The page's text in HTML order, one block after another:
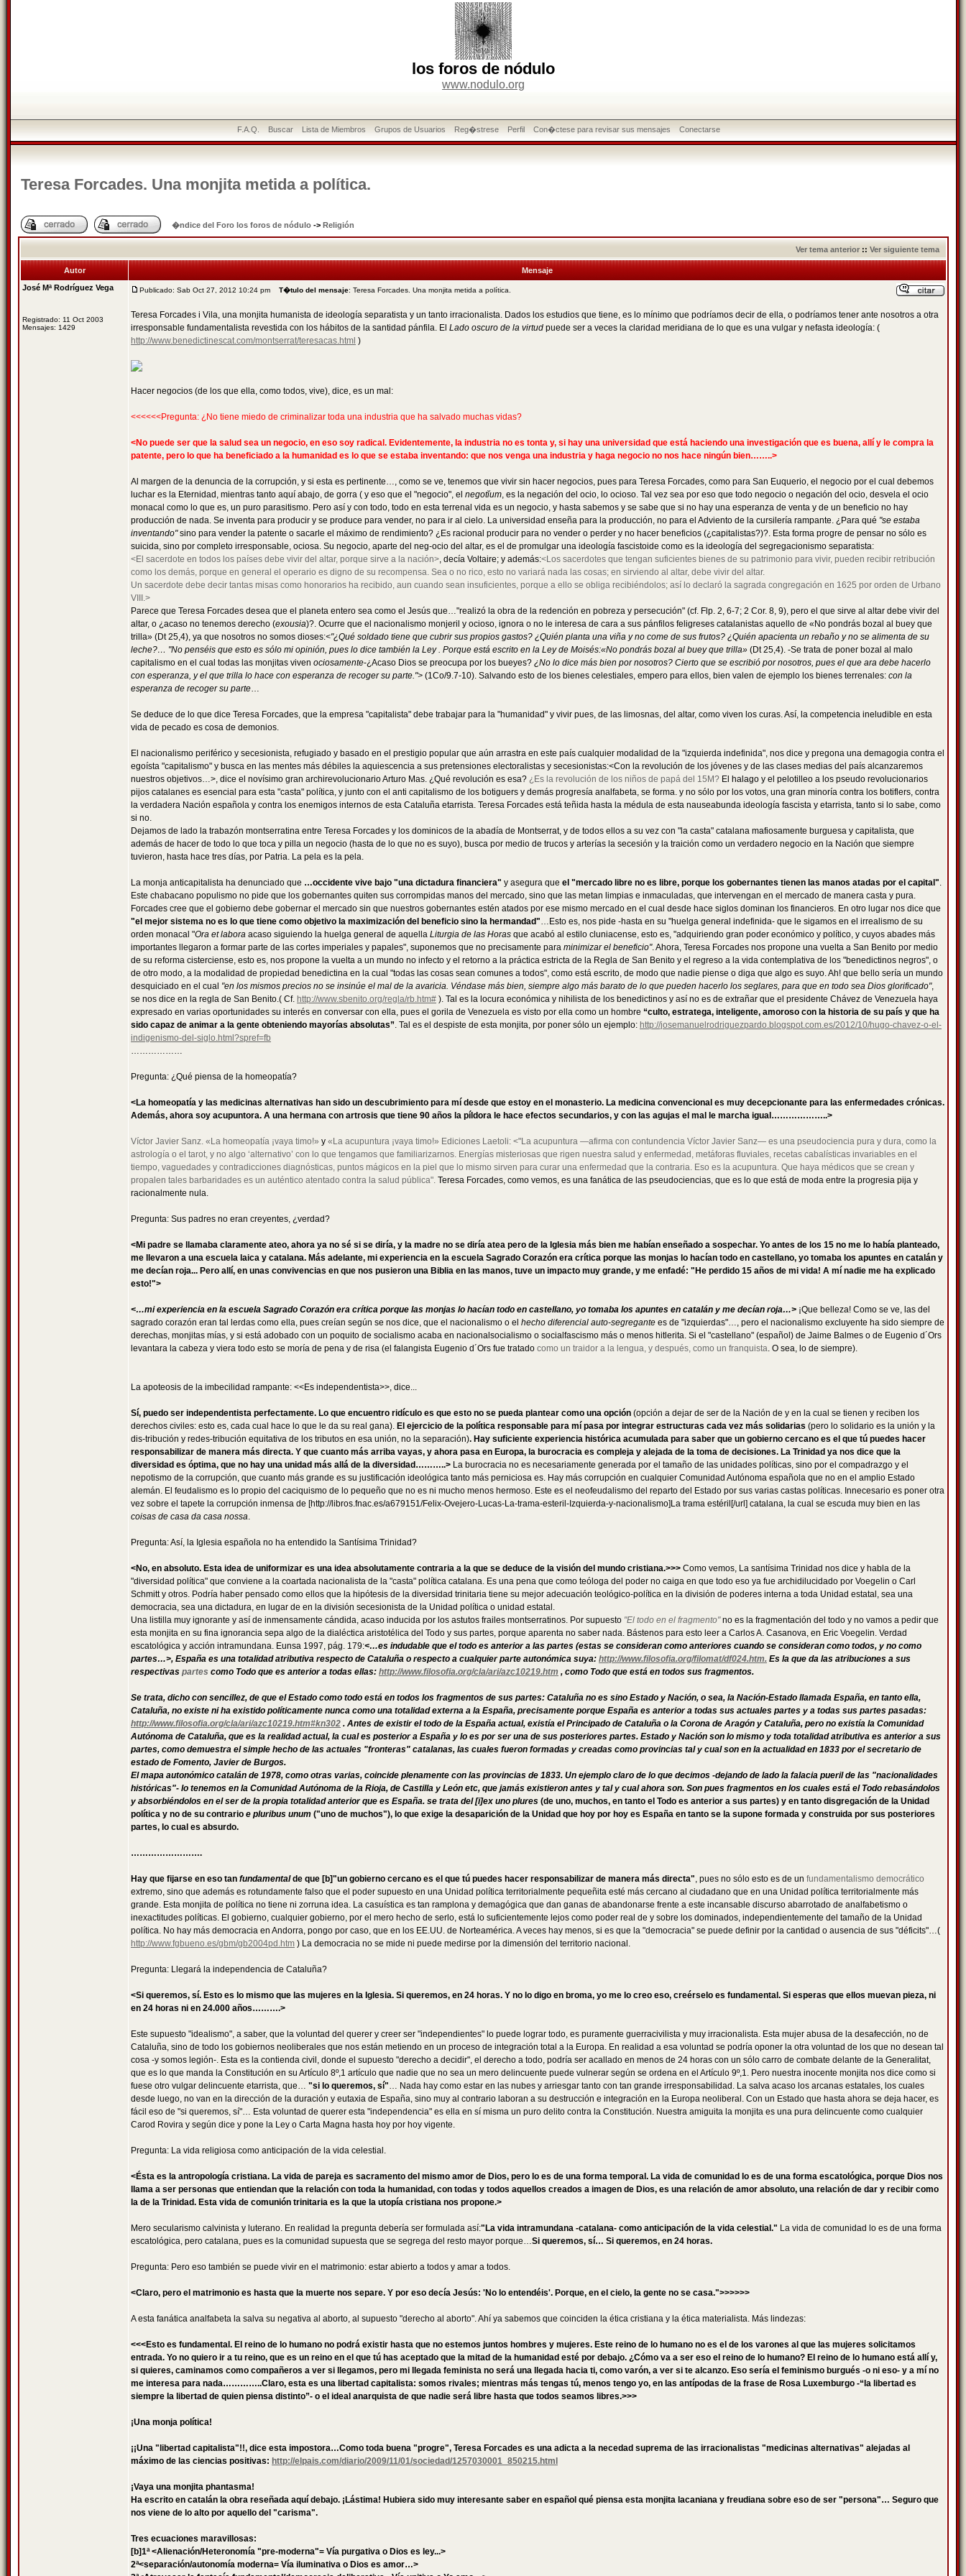
los foros de nódulo
www.nodulo.org
F.A.Q. Buscar Lista de Miembros Grupos de Usuarios Reg�strese Perfil Con�ctese para revisar sus mensajes Conectarse
Teresa Forcades. Una monjita metida a política.
�ndice del Foro los foros de nódulo -> Religión
Ver tema anterior :: Ver siguiente tema
Autor
Mensaje
José Mª Rodríguez Vega
Registrado: 11 Oct 2003
Mensajes: 1429
Publicado: Sab Oct 27, 2012 10:24 pm T�tulo del mensaje: Teresa Forcades. Una monjita metida a política.
Teresa Forcades i Vila, una monjita humanista de ideología separatista y un tanto irracionalista. Dados los estudios que tiene, es lo mínimo que podríamos decir de ella, o podríamos tener ante nosotros a otra
irresponsable fundamentalista revestida con los hábitos de la santidad pánfila. El Lado oscuro de la virtud puede ser a veces la claridad meridiana de lo que es una vulgar y nefasta ideología: (
http://www.benedictinescat.com/montserrat/teresacas.html )
Hacer negocios (de los que ella, como todos, vive), dice, es un mal:
<<<<<<Pregunta: ¿No tiene miedo de criminalizar toda una industria que ha salvado muchas vidas?
<No puede ser que la salud sea un negocio, en eso soy radical. Evidentemente, la industria no es tonta y, si hay una universidad que está haciendo una investigación que es buena, allí y le compra la
patente, pero lo que ha beneficiado a la humanidad es lo que se estaba inventando: que nos venga una industria y haga negocio no nos hace ningún bien……..>
Al margen de la denuncia de la corrupción, y si esta es pertinente…, como se ve, tenemos que vivir sin hacer negocios, pues para Teresa Forcades, como para San Euquerio, el negocio por el cual debemos
luchar es la Eternidad, mientras tanto aquí abajo, de gorra ( y eso que el "negocio", el negotĭum, es la negación del ocio, lo ocioso. Tal vez sea por eso que todo negocio o negación del ocio, desvela el ocio
monacal como lo que es, un puro parasitismo. Pero así y con todo, todo en esta terrenal vida es un negocio, y hasta sabemos y se sabe que si no hay una esperanza de venta y de un beneficio no hay
producción de nada. Se inventa para producir y se produce para vender, no para ir al cielo. La universidad enseña para la producción, no para el Adviento de la cursilería rampante. ¿Para qué "se estaba
inventando"sino para vender la patente o sacarle el máximo de rendimiento? ¿Es racional producir para no vender o perder y no hacer beneficios (¿capitalistas?)?. Esta forma progre de pensar no sólo es
suicida, sino por completo irresponsable, ociosa. Su negocio, aparte del neg-ocio del altar, es el de promulgar una ideología fascistoide como es la ideología del segregacionismo separatista:
<El sacerdote en todos los países debe vivir del altar, porque sirve a la nación>, decía Voltaire; y además:<Los sacerdotes que tengan suficientes bienes de su patrimonio para vivir, pueden recibir retribución
como los demás, porque en general el operario es digno de su recompensa. Sea o no rico, esto no variará nada las cosas; en sirviendo al altar, debe vivir del altar.
Un sacerdote debe decir tantas misas como honorarios ha recibido, aun cuando sean insuficientes, porque a ello se obliga recibiéndolos; así lo declaró la sagrada congregación en 1625 por orden de Urbano
VIII.>
Parece que Teresa Forcades desea que el planeta entero sea como el Jesús que…"realizó la obra de la redención en pobreza y persecución" (cf. Flp. 2, 6-7; 2 Cor. 8, 9), pero el que sirve al altar debe vivir del
altar, o ¿acaso no tenemos derecho (exousia)?. Ocurre que el nacionalismo monjeril y ocioso, ignora o no le interesa de cara a sus pánfilos feligreses catalanistas aquello de «No pondrás bozal al buey que
trilla» (Dt 25,4), ya que nosotros no somos dioses:<"¿Qué soldado tiene que cubrir sus propios gastos? ¿Quién planta una viña y no come de sus frutos? ¿Quién apacienta un rebaño y no se alimenta de su
leche?… "No penséis que esto es sólo mi opinión, pues lo dice también la Ley . Porque está escrito en la Ley de Moisés:«No pondrás bozal al buey que trilla» (Dt 25,4). -Se trata de poner bozal al malo
capitalismo en el cual todas las monjitas viven ociosamente-¿Acaso Dios se preocupa por los bueyes? ¿No lo dice más bien por nosotros? Cierto que se escribió por nosotros, pues el que ara debe hacerlo
con esperanza, y el que trilla lo hace con esperanza de recoger su parte."> (1Co/9.7-10). Salvando esto de los bienes celestiales, empero para ellos, bien valen de ejemplo los bienes terrenales: con la
esperanza de recoger su parte…
Se deduce de lo que dice Teresa Forcades, que la empresa "capitalista" debe trabajar para la "humanidad" y vivir pues, de las limosnas, del altar, como viven los curas. Así, la competencia ineludible en esta
vida de pecado es cosa de demonios.
El nacionalismo periférico y secesionista, refugiado y basado en el prestigio popular que aún arrastra en este país cualquier modalidad de la "izquierda indefinida", nos dice y pregona una demagogia contra el
egoísta "capitalismo" y busca en las mentes más débiles la aquiescencia a sus pretensiones electoralistas y secesionistas:<Con la revolución de los jóvenes y de las clases medias del país alcanzaremos
nuestros objetivos…>, dice el novísimo gran archirevolucionario Arturo Mas. ¿Qué revolución es esa? ¿Es la revolución de los niños de papá del 15M? El halago y el pelotilleo a los pseudo revolucionarios
pijos catalanes es esencial para esta "casta" política, y junto con el anti capitalismo de los botiguers y demás progresía analfabeta, se forma. y no sólo por los votos, una gran minoría contra los botiflers, contra
la verdadera Nación española y contra los enemigos internos de esta Cataluña etarrista. Teresa Forcades está teñida hasta la médula de esta nauseabunda ideología fascista y etarrista, tanto si lo sabe, como
si no.
Dejamos de lado la trabazón montserratina entre Teresa Forcades y los dominicos de la abadía de Montserrat, y de todos ellos a su vez con "la casta" catalana mafiosamente burguesa y capitalista, que
además de hacer de todo lo que toca y pilla un negocio (hasta de lo que no es suyo), busca por medio de trucos y arterías la secesión y la traición como un verdadero negocio en la Nación que siempre
tuvieron, hasta hace tres días, por Patria. La pela es la pela.
La monja anticapitalista ha denunciado que …occidente vive bajo "una dictadura financiera" y asegura que el "mercado libre no es libre, porque los gobernantes tienen las manos atadas por el capital".
Este chabacano populismo no pide que los gobernantes quiten sus corrompidas manos del mercado, sino que las metan limpias e inmaculadas, que intervengan en el mercado de manera casta y pura.
Forcades cree que el gobierno debe gobernar el mercado sin que nuestros gobernantes estén atados por ese mismo mercado en el cual desde hace siglos dominan los financieros. En otro lugar nos dice que
"el mejor sistema no es lo que tiene como objetivo la maximización del beneficio sino la hermandad"…Esto es, nos pide -hasta en su "huelga general indefinida- que le sigamos en el irrealismo de su
orden monacal "Ora et labora acaso siguiendo la huelga general de aquella Liturgia de las Horas que acabó al estilo cluniacense, esto es, "adquiriendo gran poder económico y político, y cuyos abades más
importantes llegaron a formar parte de las cortes imperiales y papales", suponemos que no precisamente para minimizar el beneficio". Ahora, Teresa Forcades nos propone una vuelta a San Benito por medio
de su reforma cisterciense, esto es, nos propone la vuelta a un mundo no infecto y el retorno a la práctica estricta de la Regla de San Benito y el regreso a la vida contemplativa de los "benedictinos negros", o
de otro modo, a la modalidad de propiedad benedictina en la cual "todas las cosas sean comunes a todos", como está escrito, de modo que nadie piense o diga que algo es suyo. Ah! que bello sería un mundo
desquiciado en el cual "en los mismos precios no se insinúe el mal de la avaricia. Véndase más bien, siempre algo más barato de lo que pueden hacerlo los seglares, para que en todo sea Dios glorificado",
se nos dice en la regla de San Benito.( Cf. http://www.sbenito.org/regla/rb.htm# ). Tal es la locura económica y nihilista de los benedictinos y así no es de extrañar que el presidente Chávez de Venezuela haya
expresado en varias oportunidades su interés en conversar con ella, pues el gorila de Venezuela es visto por ella como un hombre “culto, estratega, inteligente, amoroso con la historia de su país y que ha
sido capaz de animar a la gente obteniendo mayorías absolutas”. Tal es el despiste de esta monjita, por poner sólo un ejemplo: http://josemanuelrodriguezpardo.blogspot.com.es/2012/10/hugo-chavez-o-el-
indigenismo-del-siglo.html?spref=fb
………………
Pregunta: ¿Qué piensa de la homeopatía?
<La homeopatía y las medicinas alternativas han sido un descubrimiento para mí desde que estoy en el monasterio. La medicina convencional es muy decepcionante para las enfermedades crónicas.
Además, ahora soy acupuntora. A una hermana con artrosis que tiene 90 años la píldora le hace efectos secundarios, y con las agujas el mal le marcha igual………………..>
Víctor Javier Sanz. «La homeopatía ¡vaya timo!» y «La acupuntura ¡vaya timo!» Ediciones Laetoli: <"La acupuntura —afirma con contundencia Víctor Javier Sanz— es una pseudociencia pura y dura, como la
astrología o el tarot, y no algo ‘alternativo’ con lo que tengamos que familiarizarnos. Energías misteriosas que rigen nuestra salud y enfermedad, metáforas fluviales, recetas cabalísticas invariables en el
tiempo, vaguedades y contradicciones diagnósticas, puntos mágicos en la piel que lo mismo sirven para curar una enfermedad que la contraria. Eso es la acupuntura. Que haya médicos que se crean y
propalen tales barbaridades es un auténtico atentado contra la salud pública". Teresa Forcades, como vemos, es una fanática de las pseudociencias, que es lo que está de moda entre la progresia pija y
racionalmente nula.
Pregunta: Sus padres no eran creyentes, ¿verdad?
<Mi padre se llamaba claramente ateo, ahora ya no sé si se diría, y la madre no se diría atea pero de la Iglesia más bien me habían enseñado a sospechar. Yo antes de los 15 no me lo había planteado,
me llevaron a una escuela laica y catalana. Más adelante, mi experiencia en la escuela Sagrado Corazón era crítica porque las monjas lo hacían todo en castellano, yo tomaba los apuntes en catalán y
me decían roja... Pero allí, en unas convivencias en que nos pusieron una Biblia en las manos, tuve un impacto muy grande, y me enfadé: "He perdido 15 años de mi vida! A mí nadie me ha explicado
esto!">
<…mi experiencia en la escuela Sagrado Corazón era crítica porque las monjas lo hacían todo en castellano, yo tomaba los apuntes en catalán y me decían roja…> ¡Que belleza! Como se ve, las del
sagrado corazón eran tal lerdas como ella, pues creían según se nos dice, que el nacionalismo o el hecho diferencial auto-segregante es de "izquierdas"…, pero el nacionalismo excluyente ha sido siempre de
derechas, monjitas mías, y si está adobado con un poquito de socialismo acaba en nacionalsocialismo o socialfascismo más o menos hitlerita. Si el "castellano" (español) de Jaime Balmes o de Eugenio d´Ors
levantara la cabeza y viera todo esto se moría de pena y de risa (el falangista Eugenio d´Ors fue tratado como un traidor a la lengua, y después, como un franquista. O sea, lo de siempre).
La apoteosis de la imbecilidad rampante: <<Es independentista>>, dice...
Sí, puedo ser independentista perfectamente. Lo que encuentro ridículo es que esto no se pueda plantear como una opción (opción a dejar de ser de la Nación de y en la cual se tienen y reciben los
derechos civiles: esto es, cada cual hace lo que le da su real gana). El ejercicio de la política responsable para mí pasa por integrar estructuras cada vez más solidarias (pero lo solidario es la unión y la
dis-tribución y redes-tribución equitativa de los tributos en esa unión, no la separación). Hay suficiente experiencia histórica acumulada para saber que un gobierno cercano es el que tú puedes hacer
responsabilizar de manera más directa. Y que cuanto más arriba vayas, y ahora pasa en Europa, la burocracia es compleja y alejada de la toma de decisiones. La Trinidad ya nos dice que la
diversidad es óptima, que no hay una unidad más allá de la diversidad………..> La burocracia no es necesariamente generada por el tamaño de las unidades políticas, sino por el compadrazgo y el
nepotismo de la corrupción, que cuanto más grande es su justificación ideológica tanto más perniciosa es. Hay más corrupción en cualquier Comunidad Autónoma española que no en el amplio Estado
alemán. El feudalismo es lo propio del caciquismo de lo pequeño que no es ni mucho menos hermoso. Este es el neofeudalismo del reparto del Estado por sus varias castas políticas. Innecesario es poner otra
vez sobre el tapete la corrupción inmensa de [http://libros.fnac.es/a679151/Felix-Ovejero-Lucas-La-trama-esteril-Izquierda-y-nacionalismo]La trama estéril[/url] catalana, la cual se escuda muy bien en las
coisas de casa da casa nossa.
Pregunta: Así, la Iglesia española no ha entendido la Santísima Trinidad?
<No, en absoluto. Esta idea de uniformizar es una idea absolutamente contraria a la que se deduce de la visión del mundo cristiana.>>> Como vemos, La santísima Trinidad nos dice y habla de la
"diversidad política" que conviene a la coartada nacionalista de la "casta" política catalana. Es una pena que como teóloga del poder no caiga en que todo eso ya fue archidilucidado por Voegelin o Carl
Schmitt y otros. Podría haber pensado como ellos que la hipótesis de la diversidad trinitaria tiene su mejor adecuación teológico-política en la división de poderes interna a toda Unidad estatal, sea una
democracia, sea una dictadura, en lugar de en la división secesionista de la Unidad política o unidad estatal.
Una listilla muy ignorante y así de inmensamente cándida, acaso inducida por los astutos frailes montserratinos. Por supuesto "El todo en el fragmento"no es la fragmentación del todo y no vamos a pedir que
esta monjita en su fina ignorancia sepa algo de la dialéctica aristotélica del Todo y sus partes, porque aparenta no saber nada. Bástenos para esto leer a Carlos A. Casanova, en Eric Voegelin. Verdad
escatológica y acción intramundana. Eunsa 1997, pág. 179:<…es indudable que el todo es anterior a las partes (estas se consideran como anteriores cuando se consideran como todos, y no como
partes…>, España es una totalidad atributiva respecto de Cataluña o respecto a cualquier parte autonómica suya: http://www.filosofia.org/filomat/df024.htm. Es la que da las atribuciones a sus
respectivas partes como Todo que es anterior a todas ellas: http://www.filosofia.org/cla/ari/azc10219.htm , como Todo que está en todos sus fragmentos.
Se trata, dicho con sencillez, de que el Estado como todo está en todos los fragmentos de sus partes: Cataluña no es sino Estado y Nación, o sea, la Nación-Estado llamada España, en tanto ella,
Cataluña, no existe ni ha existido políticamente nunca como una totalidad externa a la España, precisamente porque España es anterior a todas sus actuales partes y a todas sus partes pasadas:
http://www.filosofia.org/cla/ari/azc10219.htm#kn302 . Antes de existir el todo de la España actual, existía el Principado de Cataluña o la Corona de Aragón y Cataluña, pero no existía la Comunidad
Autónoma de Cataluña, que es la realidad actual, la cual es posterior a España y lo es por ser una de sus posteriores partes. Estado y Nación son lo mismo y toda totalidad atributiva es anterior a sus
partes, como demuestra el simple hecho de las actuales "fronteras" catalanas, las cuales fueron formadas y creadas como provincias tal y cual son en la actualidad en 1833 por el secretario de
estado de Fomento, Javier de Burgos.
El mapa autonómico catalán de 1978, como otras varias, coincide plenamente con las provincias de 1833. Un ejemplo claro de lo que decimos -dejando de lado la falacia pueril de las "nacionalidades
históricas"- lo tenemos en la Comunidad Autónoma de la Rioja, de Castilla y León etc, que jamás existieron antes y tal y cual ahora son. Son pues fragmentos en los cuales está el Todo rebasándolos
y absorbiéndolos en el ser de la propia totalidad anterior que es España. se trata del [i]ex uno plures (de uno, muchos, en tanto el Todo es anterior a sus partes) y en tanto disgregación de la Unidad
política y no de su contrario e pluribus unum ("uno de muchos"), lo que exige la desaparición de la Unidad que hoy por hoy es España en tanto se la supone formada y construida por sus posteriores
partes, lo cual es absurdo.
…………………….
Hay que fijarse en eso tan fundamentalde que [b]"un gobierno cercano es el que tú puedes hacer responsabilizar de manera más directa", pues no sólo esto es de un fundamentalismo democrático
extremo, sino que además es rotundamente falso que el poder supuesto en una Unidad política territorialmente pequeñita esté más cercano al ciudadano que en una Unidad política territorialmente más
grande. Esta monjita de política no tiene ni zorruna idea. La casuística es tan ramplona y demagógica que dan ganas de abandonarse frente a este incansable discurso abarrotado de analfabetismo o
inexactitudes políticas. El gobierno, cualquier gobierno, por el mero hecho de serlo, está lo suficientemente lejos como poder real de y sobre los dominados, independientemente del tamaño de la Unidad
política. No hay más democracia en Andorra, pongo por caso, que en los EE.UU. de Norteamérica. A veces hay menos, si es que la "democracia" se puede definir por la cantidad o ausencia de sus "déficits"…(
http://www.fgbueno.es/gbm/gb2004pd.htm ) La democracia no se mide ni puede medirse por la dimensión del territorio nacional.
Pregunta: Llegará la independencia de Cataluña?
<Si queremos, sí. Esto es lo mismo que las mujeres en la Iglesia. Si queremos, en 24 horas. Y no lo digo en broma, yo me lo creo eso, creérselo es fundamental. Si esperas que ellos muevan pieza, ni
en 24 horas ni en 24.000 años……….>
Este supuesto "idealismo", a saber, que la voluntad del querer y creer ser "independientes" lo puede lograr todo, es puramente guerracivilista y muy irracionalista. Esta mujer abusa de la desafección, no de
Cataluña, sino de todo los gobiernos neoliberales que nos están metiendo en un proceso de integración total a la Europa. En realidad a esa voluntad se podría oponer la otra voluntad de los que no desean tal
cosa -y somos legión-. Esta es la contienda civil, donde el supuesto "derecho a decidir", el derecho a todo, podría ser acallado en menos de 24 horas con un sólo carro de combate delante de la Generalitat,
que es lo que manda la Constitución en su Artículo 8º,1 artículo que nadie que no sea un mero delincuente puede vulnerar según se ordena en el Artículo 9º,1. Pero nuestra inocente monjita nos dice como si
fuese otro vulgar delincuente etarrista, que… "si lo queremos, sí"… Nada hay como estar en las nubes y arriesgar tanto con tan grande irresponsabilidad. La salva acaso los arcanas estatales, los cuales
desde luego, no van en la dirección de la duración y eutaxia de España, sino muy al contrario laboran a su destrucción e integración en la Europa neoliberal. Con un Estado que hasta ahora se deja hacer, es
fácil eso de "si queremos, sí"… Esta voluntad de querer esta "independencia" es ella en sí misma un puro delito contra la Constitución. Nuestra amiguita la monjita es una pura delincuente como cualquier
Carod Rovira y según dice y pone la Ley o Carta Magna hasta hoy por hoy vigente.
Pregunta: La vida religiosa como anticipación de la vida celestial.
<Ésta es la antropología cristiana. La vida de pareja es sacramento del mismo amor de Dios, pero lo es de una forma temporal. La vida de comunidad lo es de una forma escatológica, porque Dios nos
llama a ser personas que entiendan que la relación con toda la humanidad, con todas y todos aquellos creados a imagen de Dios, es una relación de amor absoluto, una relación de dar y recibir como
la de la Trinidad. Esta vida de comunión trinitaria es la que la utopía cristiana nos propone.>
Mero secularismo calvinista y luterano. En realidad la pregunta debería ser formulada así:"La vida intramundana -catalana- como anticipación de la vida celestial." La vida de comunidad lo es de una forma
escatológica, pero catalana, pues es la comunidad supuesta que se segrega del resto mayor porque…Si queremos, sí… Si queremos, en 24 horas.
Pregunta: Pero eso también se puede vivir en el matrimonio: estar abierto a todos y amar a todos.
<Claro, pero el matrimonio es hasta que la muerte nos separe. Y por eso decía Jesús: 'No lo entendéis'. Porque, en el cielo, la gente no se casa.">>>>>>
A esta fanática analfabeta la salva su negativa al aborto, al supuesto "derecho al aborto". Ahí ya sabemos que coinciden la ética cristiana y la ética materialista. Más lindezas:
<<<Esto es fundamental. El reino de lo humano no podrá existir hasta que no estemos juntos hombres y mujeres. Este reino de lo humano no es el de los varones al que las mujeres solicitamos
entrada. Yo no quiero ir a tu reino, que es un reino en el que tú has aceptado que la mitad de la humanidad esté por debajo. ¿Cómo va a ser eso el reino de lo humano? El reino de lo humano está allí y,
si quieres, caminamos como compañeros a ver si llegamos, pero mi llegada feminista no será una llegada hacia ti, como varón, a ver si te alcanzo. Eso sería el feminismo burgués -o ni eso- y a mí no
me interesa para nada…………..Claro, esta es una libertad capitalista: somos rivales; mientras más tengas tú, menos tengo yo, en las antípodas de la frase de Rosa Luxemburgo -“la libertad es
siempre la libertad de quien piensa distinto”- o el ideal anarquista de que nadie será libre hasta que todos seamos libres.>>>
¡Una monja política!
¡¡Una "libertad capitalista"!!, dice esta impostora…Como toda buena "progre", Teresa Forcades es una adicta a la necedad suprema de las irracionalistas "medicinas alternativas" alejadas al
máximo de las ciencias positivas: http://elpais.com/diario/2009/11/01/sociedad/1257030001_850215.html
¡Vaya una monjita phantasma!
Ha escrito en catalán la obra reseñada aquí debajo. ¡Lástima! Hubiera sido muy interesante saber en español qué piensa esta monjita lacaniana y freudiana sobre eso de ser "persona"… Seguro que
nos viene de lo alto por aquello del "carisma".
Tres ecuaciones maravillosas:
[b]1ª <Alienación/Heteronomía "pre-moderna"= Vía purgativa o Dios es ley...>
2ª<separación/autonomía moderna= Vía iluminativa o Dios es amor…>